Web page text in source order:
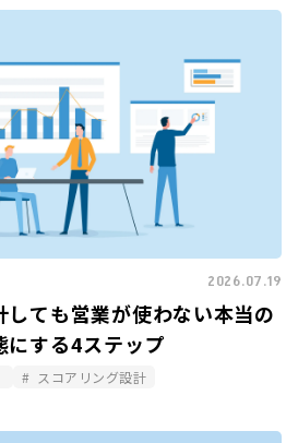
2026.07.19
ても営業が使わない本当の
にする4ステップ
スコアリング設計